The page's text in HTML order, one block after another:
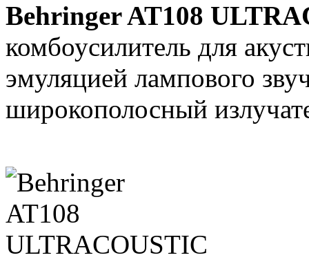
Behringer AT108
комбоусилитель для
эмуляцией лампового
широкополосный